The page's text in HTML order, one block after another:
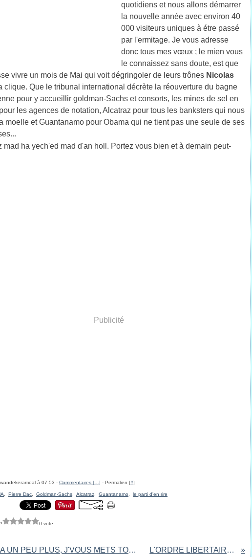
quotidiens et nous allons démarrer
la nouvelle année avec environ 40
000 visiteurs uniques à étre passé
par l'ermitage. Je vous adresse
donc tous mes vœux ; le mien vous
le connaissez sans doute, est que
vivre un mois de Mai qui voit dégringoler de leurs trônes Nicolas
clique. Que le tribunal international décrète la réouverture du bagne
pour y accueillir goldman-Sachs et consorts, les mines de sel en
les agences de notation, Alcatraz pour tous les banksters qui nous
moelle et Guantanamo pour Obama qui ne tient pas une seule de ses
mad ha yech'ed mad d'an holl. Portez vous bien et à demain peut-
Publicité
à 07:53 - Commentaires [ ] - Permalien [#]
Pierre Dac Goldman-Sachs Alcatraz Guantanamo le parti d'en rire
0 vote
Y'EN A UN PEU PLUS, J'VOUS METS TOUT? L'ORDRE LIBERTAIRE...